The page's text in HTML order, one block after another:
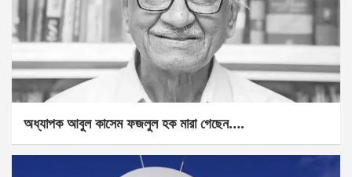
অধ্যাপক আবুল কাসেম ফজলুল হক মারা গেছেন….